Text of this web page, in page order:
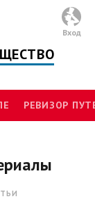
Вход
РЕВИЗОР